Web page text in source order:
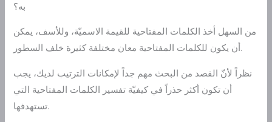
به؟
من السهل أخذ الكلمات المفتاحية للقيمة الاسميّة، وللأسف، يمكن
أن يكون للكلمات المفتاحية معان مختلفة كثيرة خلف السطور.
نظراً لأنّ القصد من البحث مهم جداً لإمكانات الترتيب لديك، يجب
أن تكون أكثر حذراً في كيفيّة تفسير الكلمات المفتاحية التي
تستهدفها.